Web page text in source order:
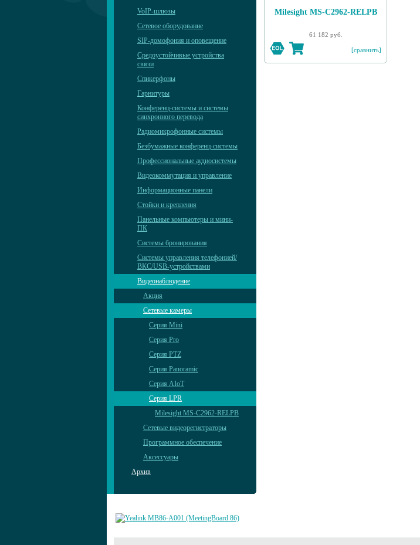
VoIP-шлюзы
Сетевое оборудование
SIP-домофония и оповещение
Средоустойчивые устройства
связи
Спикерфоны
Гарнитуры
Конференц-системы и системы
синхронного перевода
Радиомикрофонные системы
Безбумажные конференц-системы
Профессиональные аудиосистемы
Видеокоммутация и управление
Информационные панели
Стойки и крепления
Панельные компьютеры и мини-
ПК
Системы бронирования
Системы управления телефонией/
ВКС/USB-устройствами
Видеонаблюдение
Акция
Сетевые камеры
Серия Mini
Серия Pro
Серия PTZ
Серия Panoramic
Серия AIoT
Серия LPR
Milesight MS-C2962-RELPB
Сетевые видеорегистраторы
Программное обеспечение
Аксессуары
Архив
Milesight MS-C2962-RELPB
61 182 руб.
[сравнить]